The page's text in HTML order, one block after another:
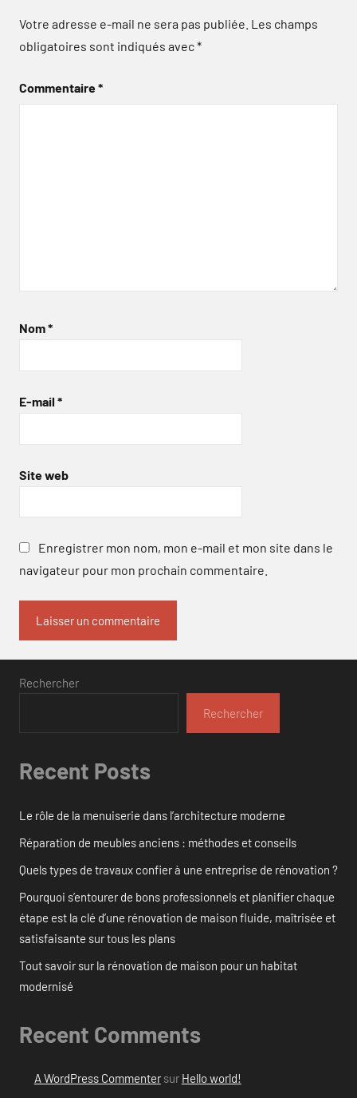
Votre adresse e-mail ne sera pas publiée. Les champs
obligatoires sont indiqués avec*
Commentaire*
Nom*
E-mail *
Site web
Enregistrer mon nom, mon e-mail et mon site dans le
navigateur pour mon prochain commentaire.
Rechercher
Rechercher
Recent Posts
Le rôle de la menuiserie dans l’architecture moderne
Réparation de meubles anciens : méthodes et conseils
Quels types de travaux confier à une entreprise de rénovation ?
Pourquoi s’entourer de bons professionnels et planifier chaque
étape est la clé d’une rénovation de maison fluide, maîtrisée et
satisfaisante sur tous les plans
Tout savoir sur la rénovation de maison pour un habitat
modernisé
Recent Comments
A WordPress Commentersur Hello world!